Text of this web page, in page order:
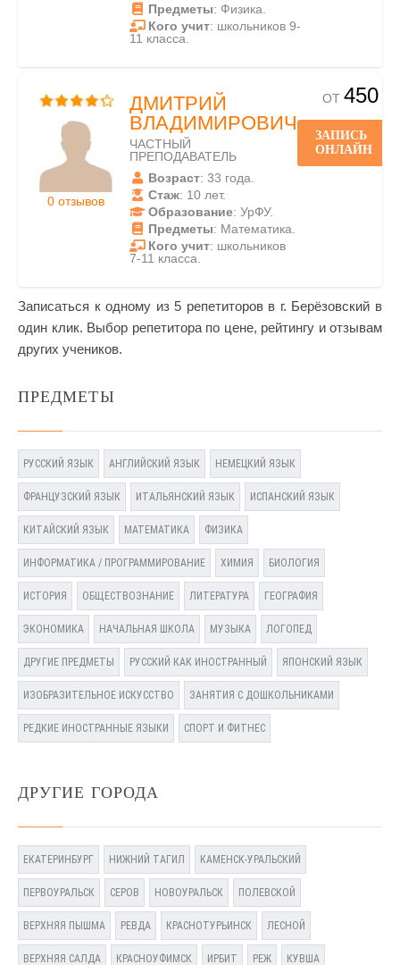
Предметы: Физика.
Кого учит: школьников 9-
11 класса.
0 отзывов
ДМИТРИЙ
ВЛАДИМИРОВИЧ
ЧАСТНЫЙ
ПРЕПОДАВАТЕЛЬ
Возраст: 33 года.
Стаж: 10 лет.
Образование: УрФУ.
Предметы: Математика.
Кого учит: школьников
7-11 класса.
ОТ 450
ЗАПИСЬ
ОНЛАЙН
Записаться к одному из 5 репетиторов в г. Берёзовский в
один клик. Выбор репетитора по цене, рейтингу и отзывам
других учеников.
ПРЕДМЕТЫ
РУССКИЙ ЯЗЫК АНГЛИЙСКИЙ ЯЗЫК НЕМЕЦКИЙ ЯЗЫК
ФРАНЦУЗСКИЙ ЯЗЫК ИТАЛЬЯНСКИЙ ЯЗЫК ИСПАНСКИЙ ЯЗЫК
КИТАЙСКИЙ ЯЗЫК МАТЕМАТИКА ФИЗИКА
ИНФОРМАТИКА / ПРОГРАММИРОВАНИЕ ХИМИЯ БИОЛОГИЯ
ИСТОРИЯ ОБЩЕСТВОЗНАНИЕ ЛИТЕРАТУРА ГЕОГРАФИЯ
ЭКОНОМИКА НАЧАЛЬНАЯ ШКОЛА МУЗЫКА ЛОГОПЕД
ДРУГИЕ ПРЕДМЕТЫ РУССКИЙ КАК ИНОСТРАННЫЙ ЯПОНСКИЙ ЯЗЫК
ИЗОБРАЗИТЕЛЬНОЕ ИСКУССТВО ЗАНЯТИЯ С ДОШКОЛЬНИКАМИ
РЕДКИЕ ИНОСТРАННЫЕ ЯЗЫКИ СПОРТ И ФИТНЕС
ДРУГИЕ ГОРОДА
ЕКАТЕРИНБУРГ НИЖНИЙ ТАГИЛ КАМЕНСК-УРАЛЬСКИЙ
ПЕРВОУРАЛЬСК СЕРОВ НОВОУРАЛЬСК ПОЛЕВСКОЙ
ВЕРХНЯЯ ПЫШМА РЕВДА КРАСНОТУРЬИНСК ЛЕСНОЙ
ВЕРХНЯЯ САЛДА КРАСНОУФИМСК ИРБИТ РЕЖ КУВША